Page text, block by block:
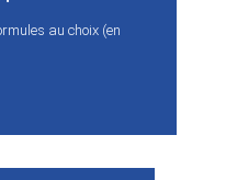
au choix (en